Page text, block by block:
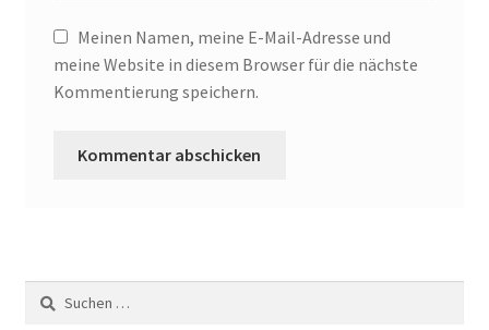
Meinen Namen, meine E-Mail-Adresse und
meine Website in diesem Browser für die nächste
Kommentierung speichern.
Suche
nach: